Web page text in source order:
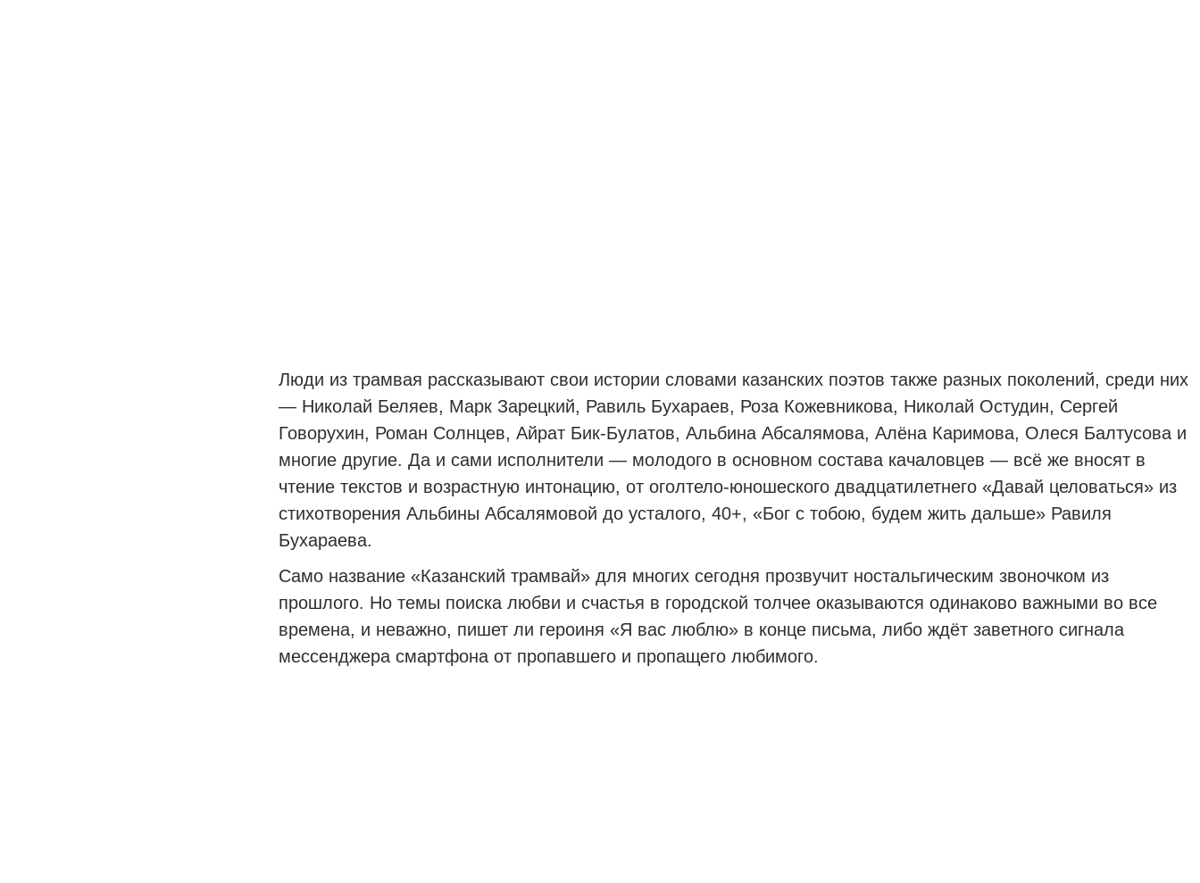
Люди из трамвая рассказывают свои истории словами казанских поэтов также разных поколений, среди них
— Николай Беляев, Марк Зарецкий, Равиль Бухараев, Роза Кожевникова, Николай Остудин, Сергей
Говорухин, Роман Солнцев, Айрат Бик-Булатов, Альбина Абсалямова, Алёна Каримова, Олеся Балтусова и
многие другие. Да и сами исполнители — молодого в основном состава качаловцев — всё же вносят в
чтение текстов и возрастную интонацию, от оголтело-юношеского двадцатилетнего «Давай целоваться» из
стихотворения Альбины Абсалямовой до усталого, 40+, «Бог с тобою, будем жить дальше» Равиля
Бухараева.
Само название «Казанский трамвай» для многих сегодня прозвучит ностальгическим звоночком из
прошлого. Но темы поиска любви и счастья в городской толчее оказываются одинаково важными во все
времена, и неважно, пишет ли героиня «Я вас люблю» в конце письма, либо ждёт заветного сигнала
мессенджера смартфона от пропавшего и пропащего любимого.